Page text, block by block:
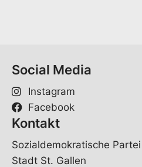
Social Media
Instagram
Facebook
Kontakt
Sozialdemokratische Partei
Stadt St. Gallen